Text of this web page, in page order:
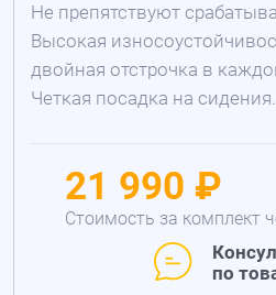
Не препятствуют
Высокая
двойная отстрочка в
Четкая посадка на сидения.
21 990 ₽
Стоимость за комплект
по